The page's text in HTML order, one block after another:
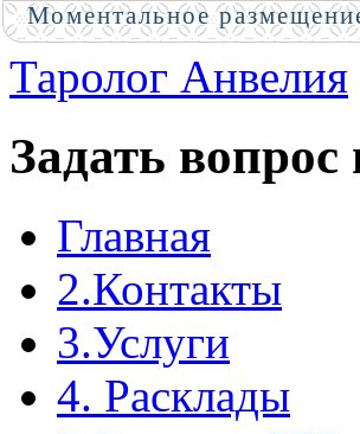
Таролог Анвелия
Задать
Главная
2.Контакты
3.Услуги
4. Расклады
Моментальное